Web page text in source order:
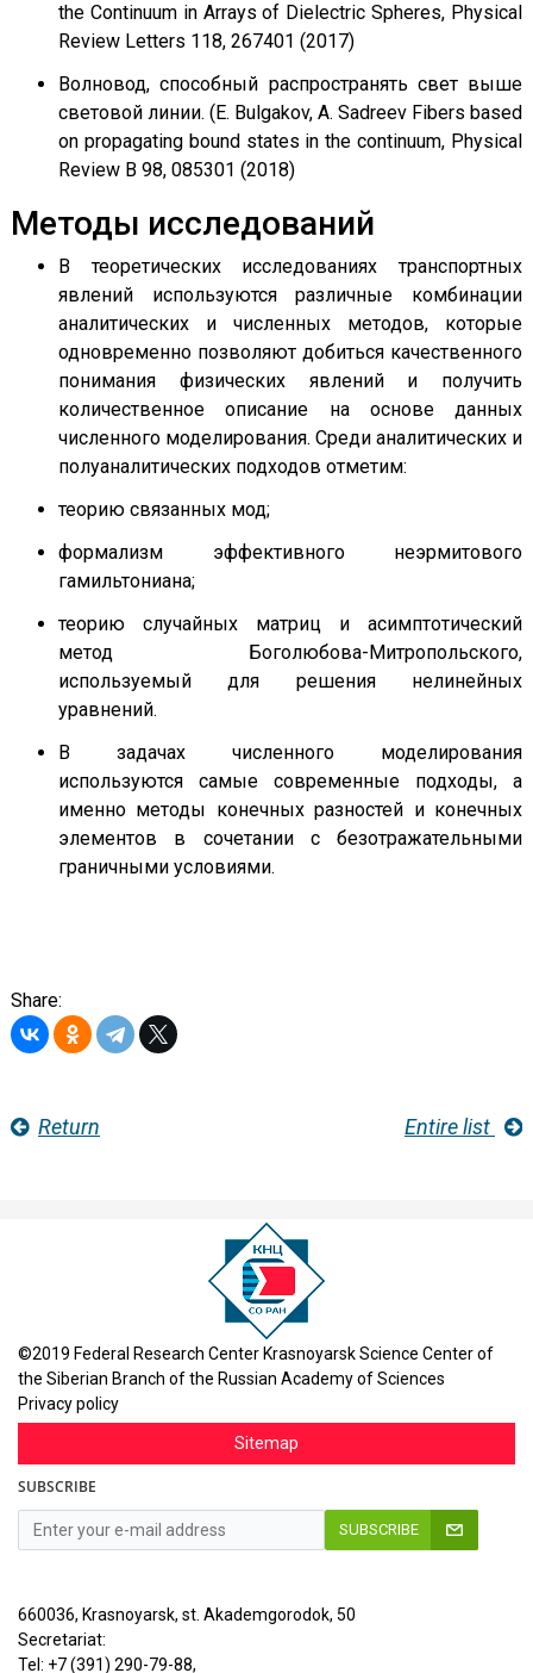
the Continuum in Arrays of Dielectric Spheres, Physical
Review Letters 118, 267401 (2017)
Волновод, способный распространять свет выше
световой линии. (E. Bulgakov, A. Sadreev Fibers based
on propagating bound states in the continuum, Physical
Review B 98, 085301 (2018)
Методы исследований
В теоретических исследованиях транспортных
явлений используются различные комбинации
аналитических и численных методов, которые
одновременно позволяют добиться качественного
понимания физических явлений и получить
количественное описание на основе данных
численного моделирования. Среди аналитических и
полуаналитических подходов отметим:
теорию связанных мод;
формализм эффективного неэрмитового
гамильтониана;
теорию случайных матриц и асимптотический
метод Боголюбова-Митропольского,
используемый для решения нелинейных
уравнений.
В задачах численного моделирования
используются самые современные подходы, а
именно методы конечных разностей и конечных
элементов в сочетании с безотражательными
граничными условиями.
Share:
Return Entire list
©2019 Federal Research Center Krasnoyarsk Science Center of
the Siberian Branch of the Russian Academy of Sciences
Privacy policy
Sitemap
SUBSCRIBE
SUBSCRIBE
660036, Krasnoyarsk, st. Akademgorodok, 50
Secretariat:
Tel: +7 (391) 290-79-88,